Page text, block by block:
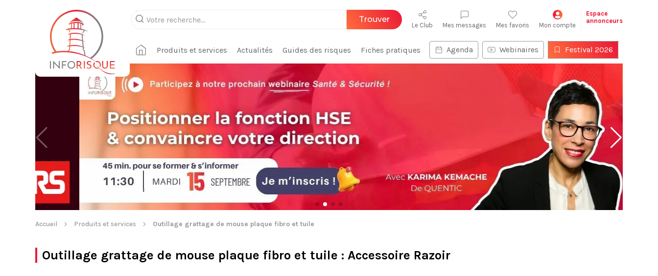
Trouver
Le Club Mes messages Mes favoris Mon compte
Espace
annonceurs
Produits et services Actualités Guides des risques Fiches pratiques Agenda Webinaires Festival 2026
Accueil Produits et services Outillage grattage de mouse plaque fibro et tuile
Outillage grattage de mouse plaque fibro et tuile : Accessoire Razoir